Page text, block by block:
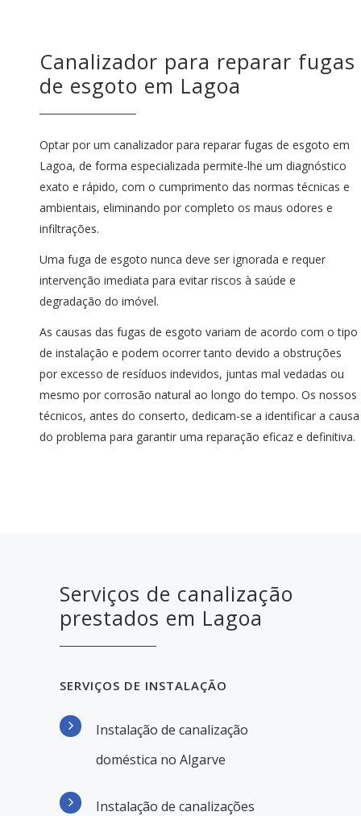
Canalizador para reparar fugas
de esgoto em Lagoa
Optar por um canalizador para reparar fugas de esgoto em
Lagoa, de forma especializada permite-lhe um diagnóstico
exato e rápido, com o cumprimento das normas técnicas e
ambientais, eliminando por completo os maus odores e
infiltrações.
Uma fuga de esgoto nunca deve ser ignorada e requer
intervenção imediata para evitar riscos à saúde e
degradação do imóvel.
As causas das fugas de esgoto variam de acordo com o tipo
de instalação e podem ocorrer tanto devido a obstruções
por excesso de resíduos indevidos, juntas mal vedadas ou
mesmo por corrosão natural ao longo do tempo. Os nossos
técnicos, antes do conserto, dedicam-se a identificar a causa
do problema para garantir uma reparação eficaz e definitiva.
Serviços de canalização
prestados em Lagoa
SERVIÇOS DE INSTALAÇÃO
Instalação de canalização
doméstica no Algarve
Instalação de canalizações